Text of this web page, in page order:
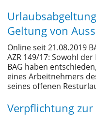
Geltung von
Online seit 21.08.2019
AZR 149/17: Sowohl
BAG haben
eines Arbeitnehmers
seines offenen
Verpflichtung